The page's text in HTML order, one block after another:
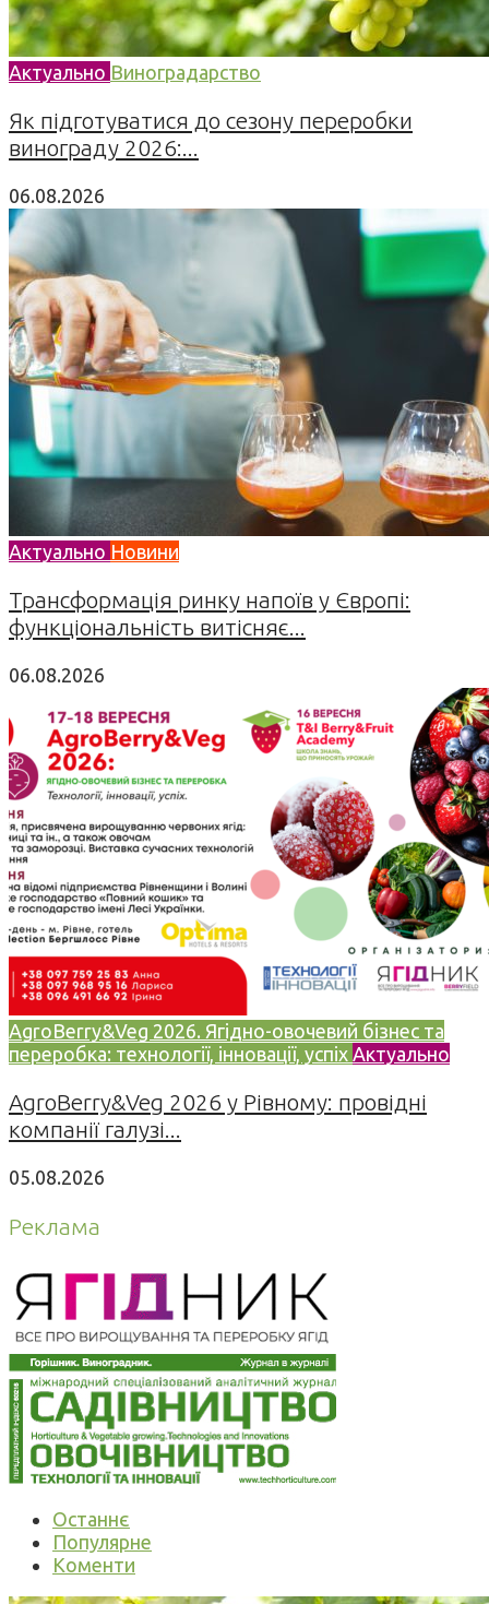
Актуально Виноградарство
Як підготуватися до сезону переробки
винограду 2026:...
06.08.2026
Актуально Новини
Трансформація ринку напоїв у Європі:
функціональність витісняє...
06.08.2026
AgroBerry&Veg 2026. Ягідно-овочевий бізнес та
переробка: технології, інновації, успіх Актуально
AgroBerry&Veg 2026 у Рівному: провідні
компанії галузі...
05.08.2026
Реклама
Останнє
Популярне
Коменти